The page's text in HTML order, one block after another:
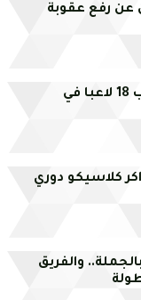
عن رفع عقوبة
النادي الصفاقسي ينتدب 18 لاعبا في
كلاسيكو دوري
والفريق